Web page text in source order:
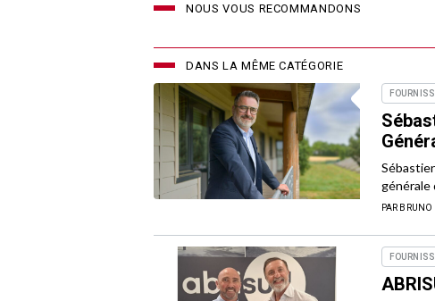
NOUS VOUS RECOMMANDONS
DANS LA MÊME CATÉGORIE
générale
PAR